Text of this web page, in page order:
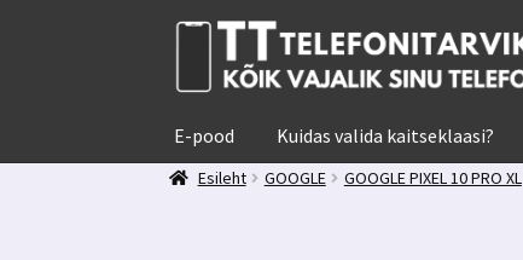
Liigu
navigeerimisele
Liigu
juurde
E-pood Kuidas valida kaitseklaasi?
Esileht
GOOGLE GOOGLE PIXEL 10 PRO XL